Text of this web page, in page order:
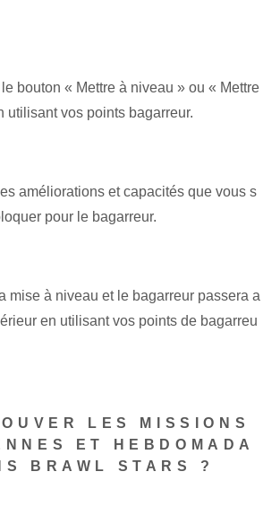
le bouton « Mettre à niveau » ou « Mettre
utilisant vos ⁢points bagarreur.
améliorations et‌ capacités que vous s
pour le bagarreur.
mise à niveau et le bagarreur passera a
en utilisant vos points de bagarreu
LES MISSIONS
ET HEBDOMADA
BRAWL STARS ?